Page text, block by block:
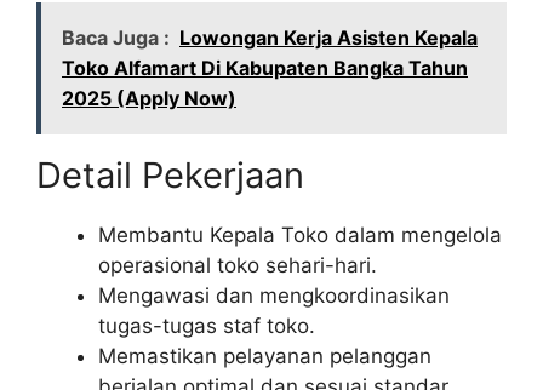
Baca Juga : Lowongan Kerja Asisten Kepala
Toko Alfamart Di Kabupaten Bangka Tahun
2025 (Apply Now)
Detail Pekerjaan
Membantu Kepala Toko dalam mengelola
operasional toko sehari-hari.
Mengawasi dan mengkoordinasikan
tugas-tugas staf toko.
Memastikan pelayanan pelanggan